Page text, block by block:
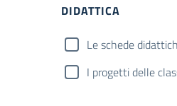
DIDATTICA
Le schede
I progetti delle